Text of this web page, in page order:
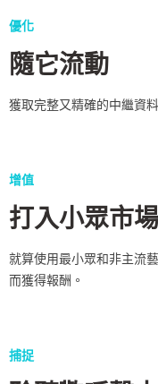
優化
隨它流動
獲取完整又精確的中繼資
增值
打入小眾市場
就算使用最小眾和非主流
而獲得報酬。
捕捉